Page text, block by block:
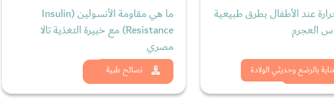
بالرضع وحديثي الولادة
عند الأطفال بطرق طبيعية
العجرم
شاهد الان نصائح طبية
ما هي مقاومة الأنسولين (Insulin
Resistance) مع خبيرة التغذية تالا
مصري
شاهد الان